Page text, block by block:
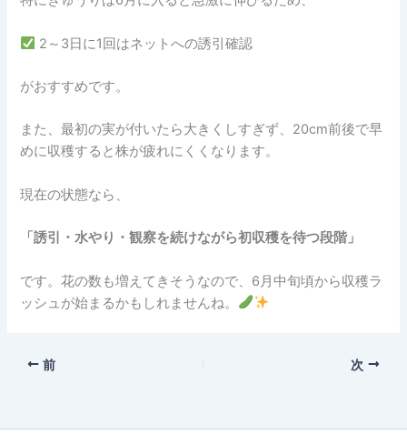
2～3日に1回はネットへの誘引確認
がおすすめです。
また、最初の実が付いたら大きくしすぎず、20cm前後で早
めに収穫すると株が疲れにくくなります。
現在の状態なら、
「誘引・水やり・観察を続けながら初収穫を待つ段階」
です。花の数も増えてきそうなので、6月中旬頃から収穫ラ
ッシュが始まるかもしれませんね。
前 次